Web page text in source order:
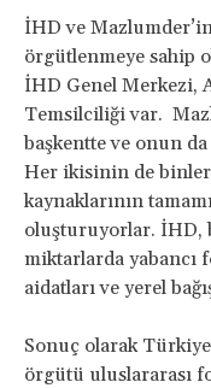
İHD ve
örgütlenmeye sahip
İHD Genel Merkezi,
Temsilciliği var.
başkentte ve onun
Her ikisinin de
kaynaklarının
oluşturuyorlar. İHD,
miktarlarda yabancı
aidatları ve yerel
Sonuç olarak
örgütü uluslararası